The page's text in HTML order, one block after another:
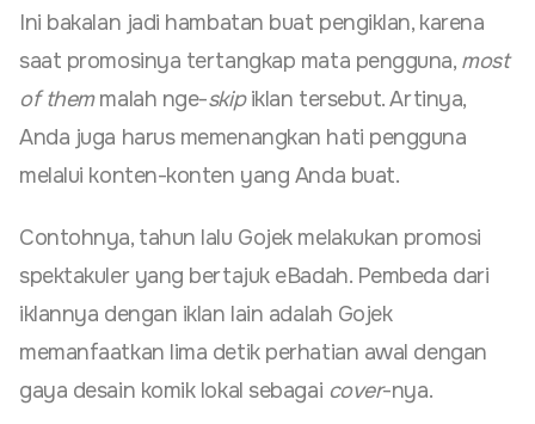
Ini bakalan jadi hambatan buat pengiklan, karena
saat promosinya tertangkap mata pengguna, most
of themmalah nge-skipiklan tersebut. Artinya,
Anda juga harus memenangkan hati pengguna
melalui konten-konten yang Anda buat.
Contohnya, tahun lalu Gojek melakukan promosi
spektakuler yang bertajuk eBadah. Pembeda dari
iklannya dengan iklan lain adalah Gojek
memanfaatkan lima detik perhatian awal dengan
gaya desain komik lokal sebagai cover-nya.